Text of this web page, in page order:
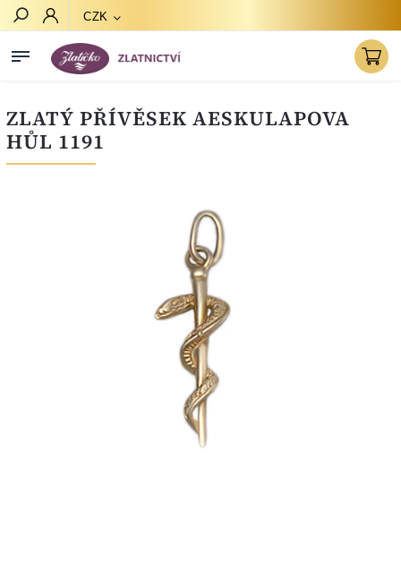
CZK
ZLATÝ PŘÍVĚSEK AESKULAPOVA
HŮL 1191